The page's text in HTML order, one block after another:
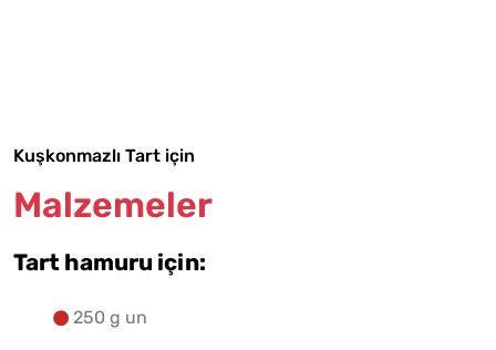
Kuşkonmazlı Tart için
Malzemeler
Tart hamuru için:
250 g un